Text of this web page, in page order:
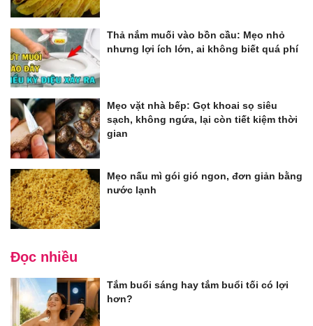
Thả nắm muối vào bồn cầu: Mẹo nhỏ
nhưng lợi ích lớn, ai không biết quá phí
Mẹo vặt nhà bếp: Gọt khoai sọ siêu
sạch, không ngứa, lại còn tiết kiệm thời
gian
Mẹo nấu mì gói gió ngon, đơn giản bằng
nước lạnh
Đọc nhiều
Tắm buổi sáng hay tắm buổi tối có lợi
hơn?